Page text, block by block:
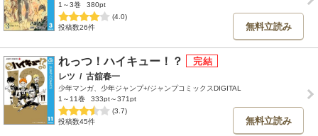
1～3巻
380pt
(4.0)
投稿数26件
無料立読み
れっつ！ハイキュー！？
レツ / 古舘春一
少年マンガ、少年ジャンプ+/ジャンプコミックスDIGITAL
1～11巻
333pt～371pt
(3.7)
投稿数45件
無料立読み